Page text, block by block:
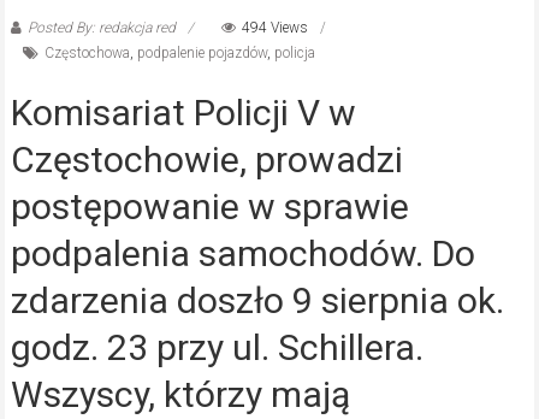
Posted By: redakcja red
494 Views
Częstochowa, podpalenie pojazdów, policja
Komisariat Policji V w
Częstochowie, prowadzi
postępowanie w sprawie
podpalenia samochodów. Do
zdarzenia doszło 9 sierpnia ok.
godz. 23 przy ul. Schillera.
Wszyscy, którzy mają